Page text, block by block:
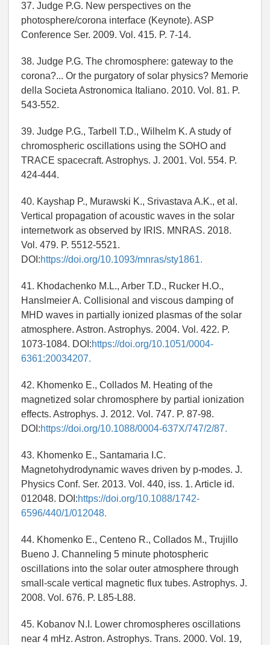
37. Judge P.G. New perspectives on the
photosphere/corona interface (Keynote). ASP
Conference Ser. 2009. Vol. 415. P. 7-14.
38. Judge P.G. The chromosphere: gateway to the
corona?... Or the purgatory of solar physics? Memorie
della Societa Astronomica Italiano. 2010. Vol. 81. P.
543-552.
39. Judge P.G., Tarbell T.D., Wilhelm K. A study of
chromospheric oscillations using the SOHO and
TRACE spacecraft. Astrophys. J. 2001. Vol. 554. P.
424-444.
40. Kayshap P., Murawski K., Srivastava A.K., et al.
Vertical propagation of acoustic waves in the solar
internetwork as observed by IRIS. MNRAS. 2018.
Vol. 479. P. 5512-5521.
DOI:https://doi.org/10.1093/mnras/sty1861.
41. Khodachenko M.L., Arber T.D., Rucker H.O.,
Hanslmeier A. Collisional and viscous damping of
MHD waves in partially ionized plasmas of the solar
atmosphere. Astron. Astrophys. 2004. Vol. 422. P.
1073-1084. DOI:https://doi.org/10.1051/0004-
6361:20034207.
42. Khomenko E., Collados M. Heating of the
magnetized solar chromosphere by partial ionization
effects. Astrophys. J. 2012. Vol. 747. P. 87-98.
DOI:https://doi.org/10.1088/0004-637X/747/2/87.
43. Khomenko E., Santamaria I.C.
Magnetohydrodynamic waves driven by p-modes. J.
Physics Conf. Ser. 2013. Vol. 440, iss. 1. Article id.
012048. DOI:https://doi.org/10.1088/1742-
6596/440/1/012048.
44. Khomenko E., Centeno R., Collados M., Trujillo
Bueno J. Channeling 5 minute photospheric
oscillations into the solar outer atmosphere through
small-scale vertical magnetic flux tubes. Astrophys. J.
2008. Vol. 676. P. L85-L88.
45. Kobanov N.I. Lower chromospheres oscillations
near 4 mHz. Astron. Astrophys. Trans. 2000. Vol. 19,